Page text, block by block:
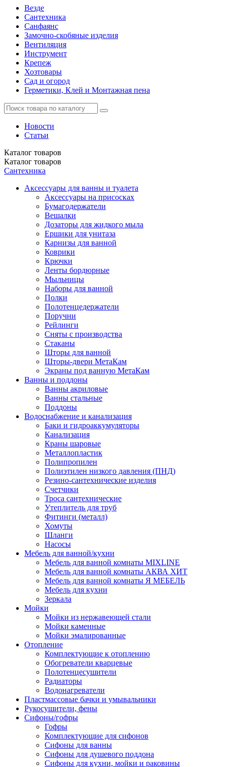
Везде
Сантехника
Санфаянс
Замочно-скобяные изделия
Вентиляция
Инструмент
Крепеж
Хозтовары
Сад и огород
Герметики, Клей и Монтажная пена
Новости
Статьи
Каталог товаров
Каталог товаров
Сантехника
Аксессуары для ванны и туалета
Аксессуары на присосках
Бумагодержатели
Вешалки
Дозаторы для жидкого мыла
Ершики для унитаза
Карнизы для ванной
Коврики
Крючки
Ленты бордюрные
Мыльницы
Наборы для ванной
Полки
Полотенцедержатели
Поручни
Рейлинги
Сняты с производства
Стаканы
Шторы для ванной
Шторы-двери МетаКам
Экраны под ванную МетаКам
Ванны и поддоны
Ванны акриловые
Ванны стальные
Поддоны
Водоснабжение и канализация
Баки и гидроаккумуляторы
Канализация
Краны шаровые
Металлопластик
Полипропилен
Полиэтилен низкого давления (ПНД)
Резино-сантехнические изделия
Счетчики
Троса сантехнические
Утеплитель для труб
Фитинги (металл)
Хомуты
Шланги
Насосы
Мебель для ванной/кухни
Мебель для ванной комнаты MIXLINE
Мебель для ванной комнаты АКВА ХИТ
Мебель для ванной комнаты Я МЕБЕЛЬ
Мебель для кухни
Зеркала
Мойки
Мойки из нержавеющей стали
Мойки каменные
Мойки эмалированные
Отопление
Комплектующие к отоплению
Обогреватели кварцевые
Полотенцесушители
Радиаторы
Водонагреватели
Пластмассовые бачки и умывальники
Рукосушители, фены
Сифоны/гофры
Гофры
Комплектующие для сифонов
Сифоны для ванны
Сифоны для душевого поддона
Сифоны для кухни, мойки и раковины